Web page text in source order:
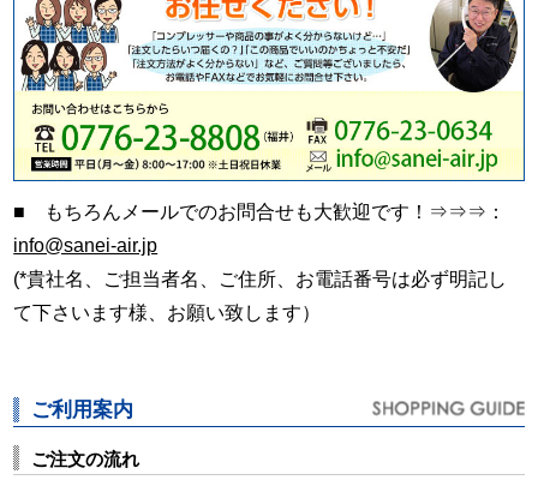
■ もちろんメールでのお問合せも大歓迎です！⇒⇒⇒：
info@sanei-air.jp
(*貴社名、ご担当者名、ご住所、お電話番号は必ず明記し
て下さいます様、お願い致します）
ご利用案内
ご注文の流れ